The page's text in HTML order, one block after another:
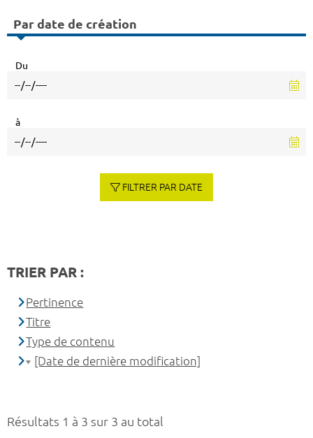
Résultats 1 à 3 sur 3 au total
Par date de création
Du
à
FILTRER PAR DATE
TRIER PAR :
Pertinence
Titre
Type de contenu
[Date de dernière modification]